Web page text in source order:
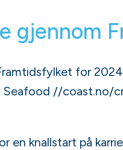
gjennom
for
Seafood //coast.no/
en knallstart på